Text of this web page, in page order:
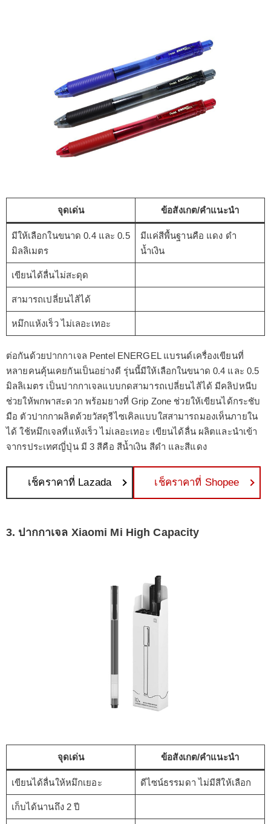
จุดเด่น ข้อสังเกต/คำแนะนำ
มีให้เลือกในขนาด 0.4 และ 0.5
มิลลิเมตร
มีแค่สีพื้นฐานคือ แดง ดำ
น้ำเงิน
เขียนได้ลื่นไม่สะดุด
สามารถเปลี่ยนไส้ได้
หมึกแห้งเร็ว ไม่เลอะเทอะ
ต่อกันด้วยปากกาเจล Pentel ENERGEL แบรนด์เครื่องเขียนที่
หลายคนคุ้นเคยกันเป็นอย่างดี รุ่นนี้มีให้เลือกในขนาด 0.4 และ 0.5
มิลลิเมตร เป็นปากกาเจลแบบกดสามารถเปลี่ยนไส้ได้ มีคลิปหนีบ
ช่วยให้พกพาสะดวก พร้อมยางที่ Grip Zone ช่วยให้เขียนได้กระชับ
มือ ตัวปากกาผลิตด้วยวัสดุรีไซเคิลแบบใสสามารถมองเห็นภายใน
ได้ ใช้หมึกเจลที่แห้งเร็ว ไม่เลอะเทอะ เขียนได้ลื่น ผลิตและนำเข้า
จากรประเทศญี่ปุ่น มี 3 สีคือ สีน้ำเงิน สีดำ และสีแดง
เช็คราคาที่ Lazada เช็คราคาที่ Shopee
3. ปากกาเจล Xiaomi Mi High Capacity
จุดเด่น ข้อสังเกต/คำแนะนำ
เขียนได้ลื่นให้หมึกเยอะ ดีไซน์ธรรมดา ไม่มีสีให้เลือก
เก็บได้นานถึง 2 ปี